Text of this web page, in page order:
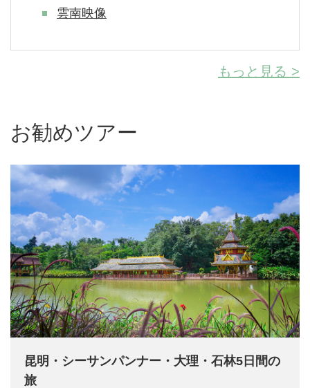
雲南映像
もっと見る >
お勧めツアー
昆明・シーサンパンナー・大理・石林5日間の
旅